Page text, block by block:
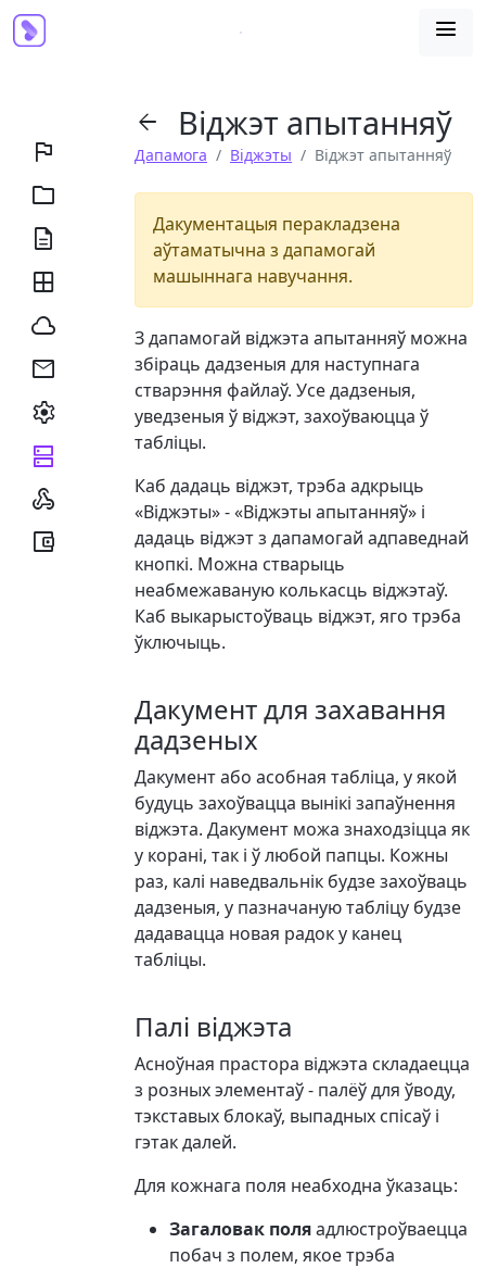











 Віджэт апытанняў
Дапамога Віджэты Віджэт апытанняў
Дакументацыя перакладзена
аўтаматычна з дапамогай
машыннага навучання.
З дапамогай віджэта апытанняў можна
збіраць дадзеныя для наступнага
стварэння файлаў. Усе дадзеныя,
уведзеныя ў віджэт, захоўваюцца ў
табліцы.
Каб дадаць віджэт, трэба адкрыць
«Віджэты» - «Віджэты апытанняў» і
дадаць віджэт з дапамогай адпаведнай
кнопкі. Можна стварыць
неабмежаваную колькасць віджэтаў.
Каб выкарыстоўваць віджэт, яго трэба
ўключыць.
Дакумент для захавання
дадзеных
Дакумент або асобная табліца, у якой
будуць захоўвацца вынікі запаўнення
віджэта. Дакумент можа знаходзіцца як
у корані, так і ў любой папцы. Кожны
раз, калі наведвальнік будзе захоўваць
дадзеныя, у пазначаную табліцу будзе
дадавацца новая радок у канец
табліцы.
Палі віджэта
Асноўная прастора віджэта складаецца
з розных элементаў - палёў для ўводу,
тэкставых блокаў, выпадных спісаў і
гэтак далей.
Для кожнага поля неабходна ўказаць:
Загаловак поляадлюстроўваецца
побач з полем, якое трэба